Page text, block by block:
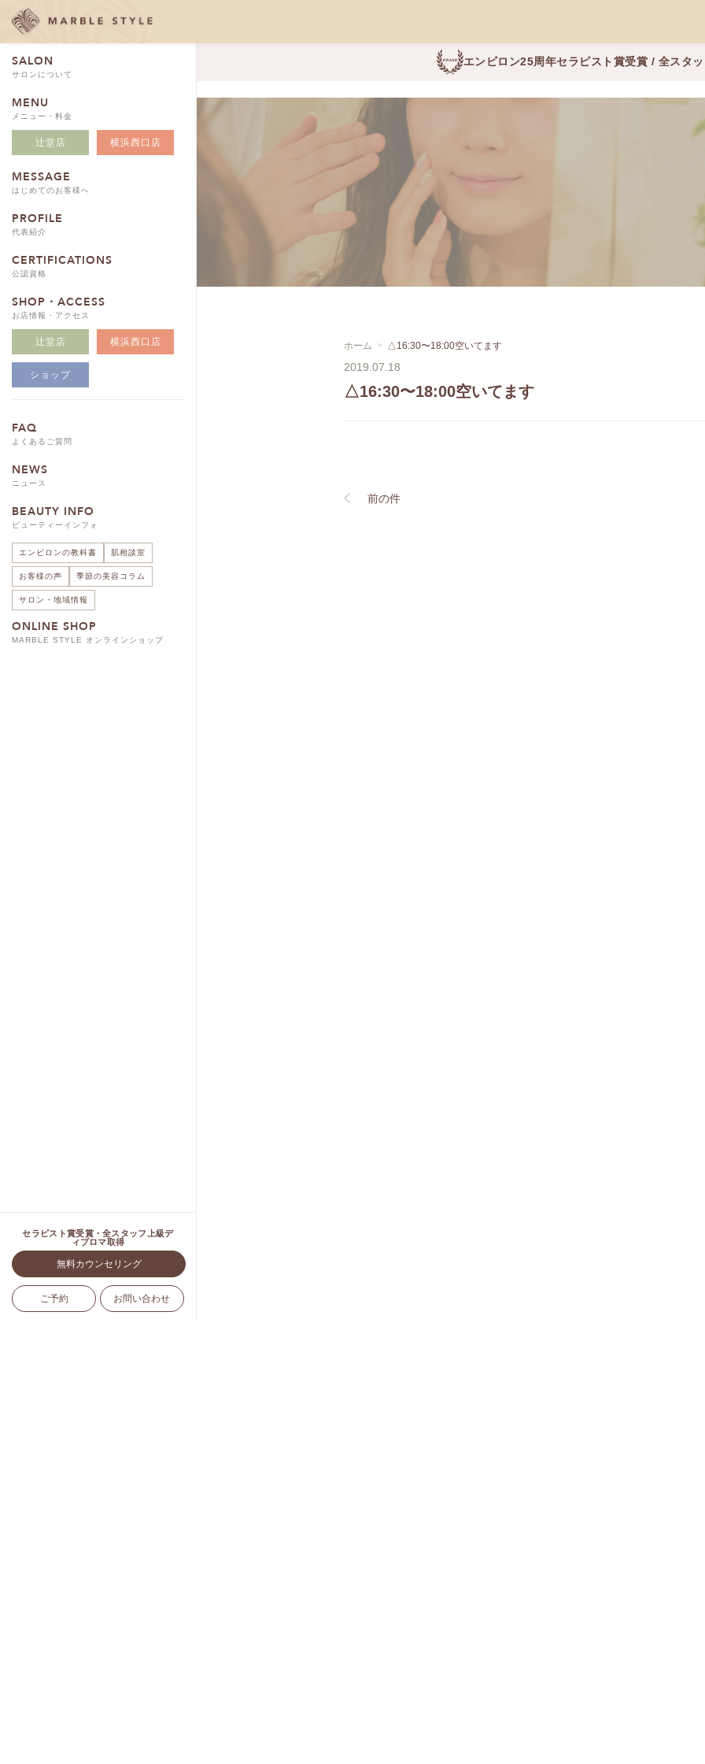
SALON
サロンについて
MENU
メニュー・料金
辻堂店 横浜西口店
MESSAGE
はじめてのお客様へ
PROFILE
代表紹介
CERTIFICATIONS
公認資格
SHOP・ACCESS
お店情報・アクセス
辻堂店 横浜西口店
ショップ
FAQ
よくあるご質問
NEWS
ニュース
BEAUTY INFO
ビューティーインフォ
エンビロンの教科書 肌相談室
お客様の声 季節の美容コラム
サロン・地域情報
ONLINE SHOP
MARBLE STYLE オンラインショップ
セラピスト賞受賞・全スタッフ上級デ
ィプロマ取得
無料カウンセリング
ご予約 お問い合わせ
エンビロン25周年セラピスト賞受賞 / 全スタ
ホーム △16:30〜18:00空いてます
2019.07.18
△16:30〜18:00空いてます
前の件